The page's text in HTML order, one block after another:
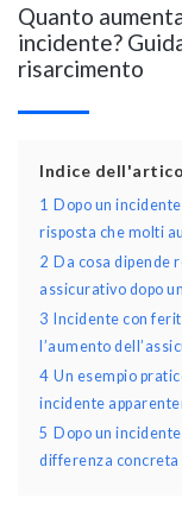
Quanto
incidente?
risarcimento
Indice
1
Dopo un
risposta che molti
2 Da cosa dipende
assicurativo dopo
3 Incidente con
l’aumento
4 Un esempio
incidente
5 Dopo un
differenza concreta